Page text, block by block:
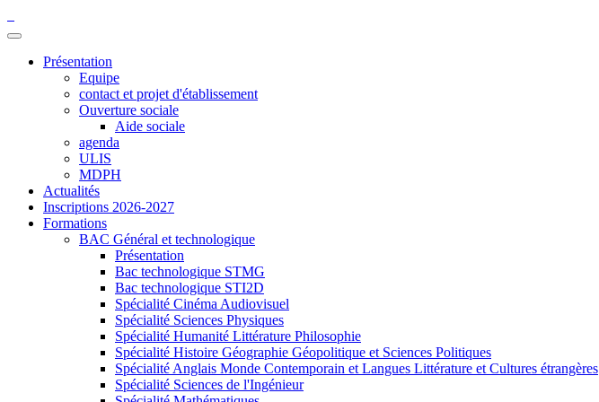
Présentation
Equipe
contact et projet d'établissement
Ouverture sociale
Aide sociale
agenda
ULIS
MDPH
Actualités
Inscriptions 2026-2027
Formations
BAC Général et technologique
Présentation
Bac technologique STMG
Bac technologique STI2D
Spécialité Cinéma Audiovisuel
Spécialité Sciences Physiques
Spécialité Humanité Littérature Philosophie
Spécialité Histoire Géographie Géopolitique et Sciences Politiques
Spécialité Anglais Monde Contemporain et Langues Littérature et Cultures étrangères
Spécialité Sciences de l'Ingénieur